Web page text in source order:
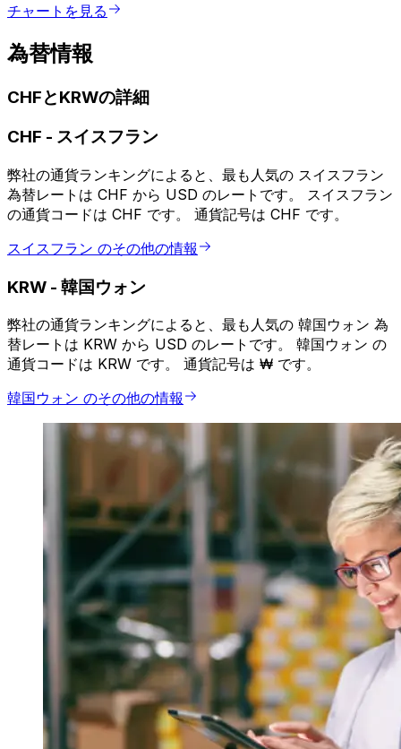
チャートを見る
為替情報
CHFとKRWの詳細
CHF - スイスフラン
弊社の通貨ランキングによると、最も人気の スイスフラン
為替レートは CHF から USD のレートです。 スイスフラン
の通貨コードは CHF です。 通貨記号は CHF です。
スイスフラン のその他の情報
KRW - 韓国ウォン
弊社の通貨ランキングによると、最も人気の 韓国ウォン 為
替レートは KRW から USD のレートです。 韓国ウォン の
通貨コードは KRW です。 通貨記号は ₩ です。
韓国ウォン のその他の情報